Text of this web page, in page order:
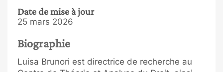
Date de mise à jour
25 mars 2026
Biographie
Luisa Brunori est directrice de recherche au